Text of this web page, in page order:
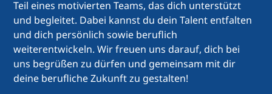
Teil eines motivierten Teams, das dich unterstützt
und begleitet. Dabei kannst du dein Talent entfalten
und dich persönlich sowie beruflich
weiterentwickeln. Wir freuen uns darauf, dich bei
uns begrüßen zu dürfen und gemeinsam mit dir
deine berufliche Zukunft zu gestalten!